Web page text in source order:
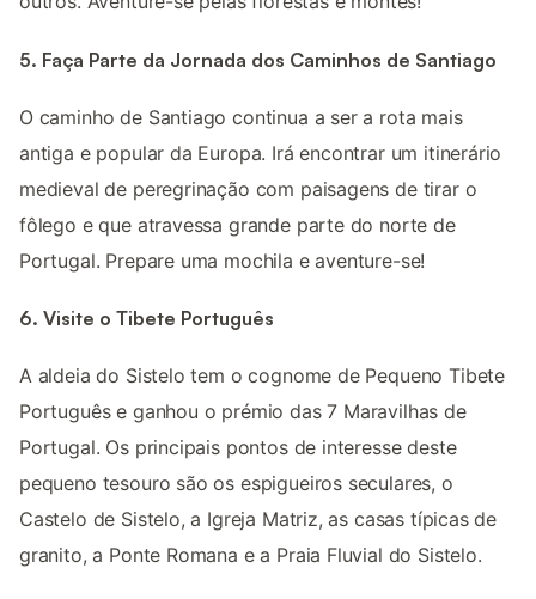
5. Faça Parte da Jornada dos Caminhos de Santiago
O caminho de Santiago continua a ser a rota mais
antiga e popular da Europa. Irá encontrar um itinerário
medieval de peregrinação com paisagens de tirar o
fôlego e que atravessa grande parte do norte de
Portugal. Prepare uma mochila e aventure-se!
6. Visite o Tibete Português
A aldeia do Sistelo tem o cognome de Pequeno Tibete
Português e ganhou o prémio das 7 Maravilhas de
Portugal. Os principais pontos de interesse deste
pequeno tesouro são os espigueiros seculares, o
Castelo de Sistelo, a Igreja Matriz, as casas típicas de
granito, a Ponte Romana e a Praia Fluvial do Sistelo.